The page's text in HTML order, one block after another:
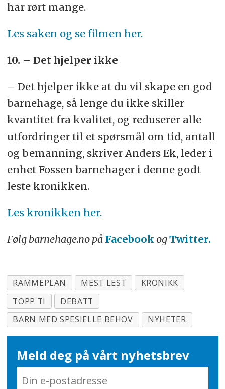
har rørt mange.
Les saken og se filmen her.
10. – Det hjelper ikke
– Det hjelper ikke at du vil skape en god
barnehage, så lenge du ikke skiller
kvantitet fra kvalitet, og reduserer alle
utfordringer til et spørsmål om tid, antall
og bemanning, skriver Anders Ek, leder i
enhet Fossen barnehager i denne godt
leste kronikken.
Les kronikken her.
Følg barnehage.no påFacebook ogTwitter.
RAMMEPLAN MEST LEST
KRONIKK
TOPP TI
DEBATT
BARN MED SPESIELLE BEHOV
NYHETER
Meld deg på vårt nyhetsbrev